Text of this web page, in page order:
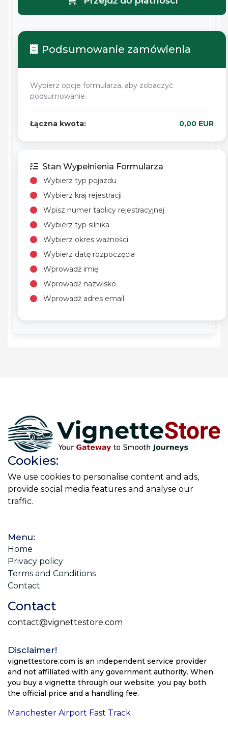
Podsumowanie zamówienia
Wybierz opcje formularza, aby zobaczyć
podsumowanie.
Łączna kwota: 0,00 EUR
Stan Wypełnienia Formularza
Wybierz typ pojazdu
Wybierz kraj rejestracji
Wpisz numer tablicy rejestracyjnej
Wybierz typ silnika
Wybierz okres ważności
Wybierz datę rozpoczęcia
Wprowadź imię
Wprowadź nazwisko
Wprowadź adres email
Cookies:
We use cookies to personalise content and ads,
provide social media features and analyse our
traffic.
Menu:
Home
Privacy policy
Terms and Conditions
Contact
Contact
contact@vignettestore.com
Disclaimer!
vignettestore.com is an independent service provider
and not affiliated with any government authority. When
you buy a vignette through our website, you pay both
the official price and a handling fee.
Manchester Airport Fast Track